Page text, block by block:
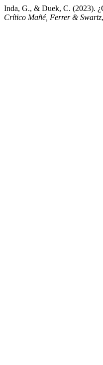
Inda, G., & Duek, C. (2023).
Crítico Mañé, Ferrer & Swartz,